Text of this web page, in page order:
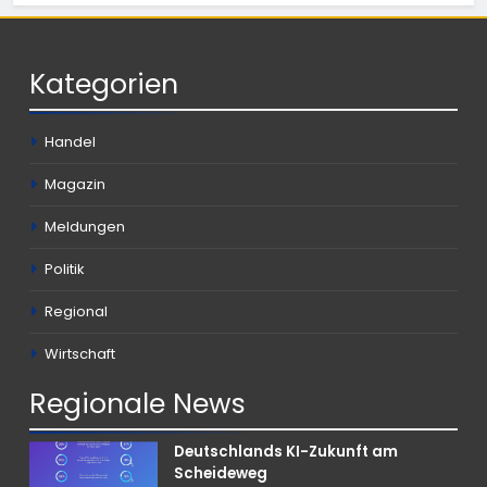
Kategorien
Handel
Magazin
Meldungen
Politik
Regional
Wirtschaft
Regionale News
Deutschlands KI-Zukunft am
Scheideweg